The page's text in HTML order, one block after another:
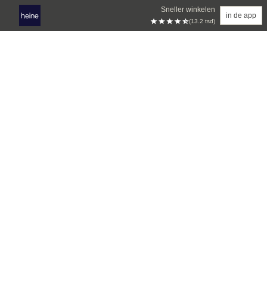
Sneller winkelen
(13.2 tsd)
in de app